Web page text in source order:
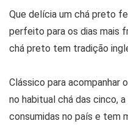
Que delícia um chá preto
perfeito para os dias mais
chá preto tem tradição
Clássico para acompanhar
no habitual chá das cinco,
consumidas no país e tem